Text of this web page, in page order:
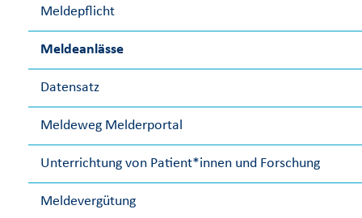
Meldepflicht
Meldeanlässe
Datensatz
Meldeweg Melderportal
Unterrichtung von Patient*innen und Forschung
Meldevergütung